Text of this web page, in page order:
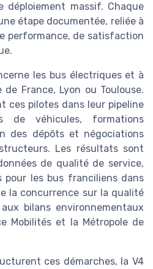
déploiement massif. Chaque
étape documentée, reliée à
performance, de satisfaction
les bus électriques et à
France, Lyon ou Toulouse.
ces pilotes dans leur pipeline
de véhicules, formations
des dépôts et négociations
Les résultats sont
de qualité de service,
pour les bus franciliens dans
la concurrence sur la qualité
bilans environnementaux
Mobilités et la Métropole de
ces démarches, la V4